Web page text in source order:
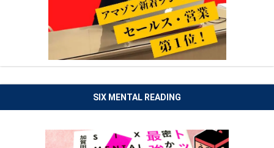
SIX MENTAL READING